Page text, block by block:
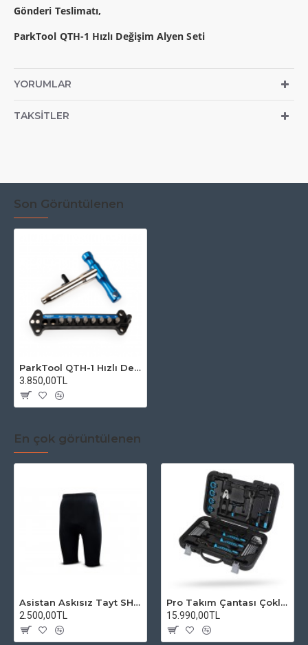
Gönderi Teslimatı,
ParkTool QTH-1 Hızlı Değişim Alyen Seti
YORUMLAR
TAKSITLER
Son Görüntülenen
ParkTool QTH-1 Hızlı Değişim Alyen Seti
3.850,00TL
En çok görüntülenen
Asistan Askısız Tayt SH20 Pedli Siyah
2.500,00TL
Pro Takım Çantası Çoklu Tamir Seti
15.990,00TL